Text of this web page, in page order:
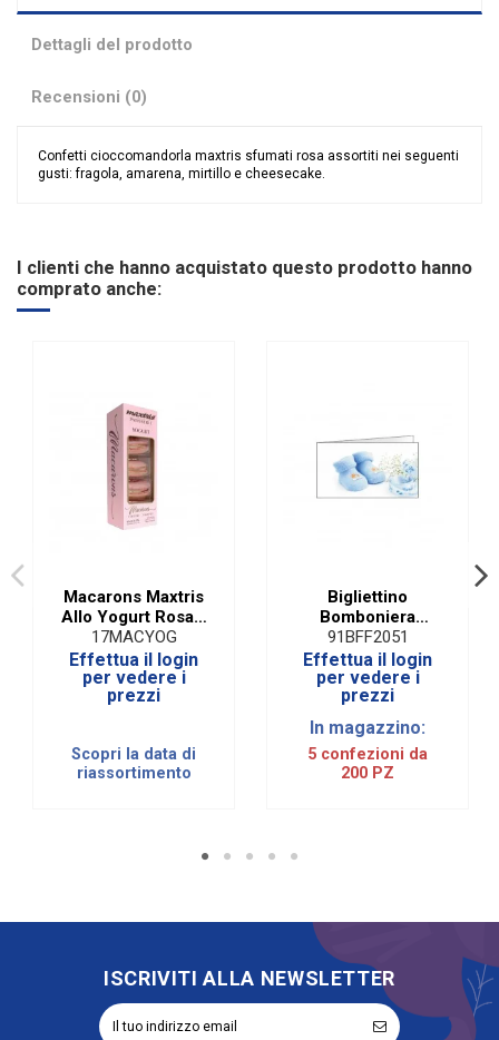
Dettagli del prodotto
Recensioni (0)
Confetti cioccomandorla maxtris sfumati rosa assortiti nei seguenti
gusti: fragola, amarena, mirtillo e cheesecake.
Ingredienti Mandorla e Cioccolato
Gusto
I clienti che hanno acquistato questo prodotto hanno
comprato anche:
Macarons Maxtris
Allo Yogurt Rosa|5
PZ
17MACYOG
Effettua il login
per vedere i
prezzi
Scopri la data di
riassortimento
Bigliettino
Bomboniera
Scarpette Celeste
(Pz. 200)
91BFF2051
Effettua il login
per vedere i
prezzi
In magazzino:
5 confezioni da
200 PZ
ISCRIVITI ALLA NEWSLETTER